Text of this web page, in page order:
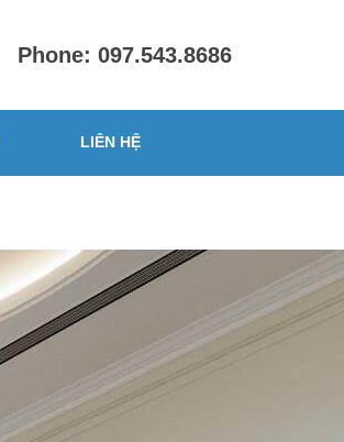
Phone: 097.543.8686
LIÊN HỆ